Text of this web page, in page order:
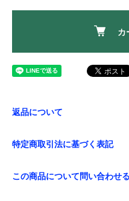
カ
返品について
特定商取引法に基づく表記
この商品について問い合わせる